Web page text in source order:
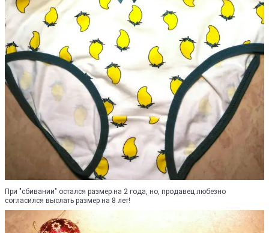
При "сбивании" остался размер на 2 года, но, продавец любезно
согласился выслать размер на 8 лет!